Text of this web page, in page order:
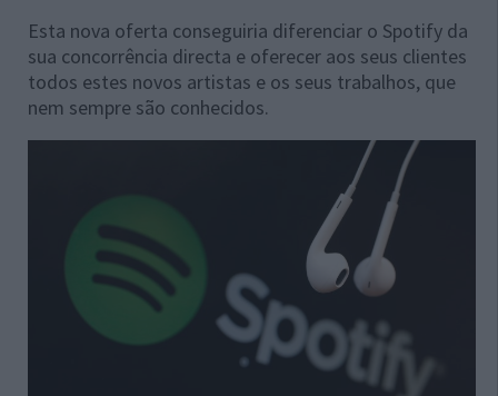
Esta nova oferta conseguiria diferenciar o Spotify da
sua concorrência directa e oferecer aos seus clientes
todos estes novos artistas e os seus trabalhos, que
nem sempre são conhecidos.